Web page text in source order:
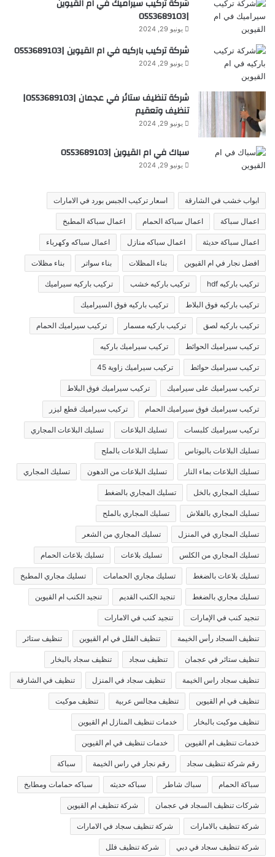
شركة تركيب سيراميك في ام القيوين
|0553689103
يونيو 29, 2024
شركة تركيب باركيه في ام القيوين |0553689103
يونيو 29, 2024
شركة تنظيف ستائر في عجمان |0553689103|
تنظيف وتعقيم
يونيو 29, 2024
سباك في ام القيوين |0553689103
يونيو 29, 2024
ابواب خشب في الشارقة اسعار تركيب الجبس بورد في الامارات
اعمال سباكة اعمال سباكة الحمام اعمال سباكة المطبخ
اعمال سباكة حديثة اعمال سباكه منازل اعمال سباكه وكهرباء
افضل نجار في ام القيوين بناء المظلات بناء سواتر بناء مظلات
تركيب باركيه hdf تركيب باركيه خشب تركيب باركيه سيراميك
تركيب باركيه فوق البلاط تركيب باركيه فوق السيراميك
تركيب باركيه لصق تركيب باركيه مسمار تركيب سيراميك الحمام
تركيب سيراميك الحوائط تركيب سيراميك باركيه
تركيب سيراميك حوائط تركيب سيراميك زاوية 45
تركيب سيراميك على سيراميك تركيب سيراميك فوق البلاط
تركيب سيراميك فوق سيراميك الحمام تركيب سيراميك قطع ليزر
تركيب سيراميك كلبسات تسليك البلاعات تسليك البلاعات المجاري
تسليك البلاعات بالبوتاس تسليك البلاعات بالملح
تسليك البلاعات بماء النار تسليك البلاعات من الدهون تسليك المجاري
تسليك المجاري بالخل تسليك المجاري بالضغط
تسليك المجاري بالفلاش تسليك المجاري بالملح
تسليك المجاري في المنزل تسليك المجاري من الشعر
تسليك المجاري من الكلس تسليك بلاعات تسليك بلاعات الحمام
تسليك بلاعات بالضغط تسليك مجاري الحمامات تسليك مجاري المطبخ
تسليك مجاري بالضغط تنجيد الكنب القديم تنجيد الكنب ام القيوين
تنجيد كنب في الإمارات تنجيد كنب في الامارات
تنظيف السجاد رأس الخيمة تنظيف الفلل في ام القيوين تنظيف ستائر
تنظيف ستائر في عجمان تنظيف سجاد تنظيف سجاد بالبخار
تنظيف سجاد راس الخيمة تنظيف سجاد في المنزل تنظيف في الشارقة
تنظيف في ام القيوين تنظيف مجالس عربية تنظيف موكيت
تنظيف موكيت بالبخار خدمات تنظيف المنازل ام القيوين
خدمات تنظيف ام القيوين خدمات تنظيف في ام القيوين
رقم شركة تنظيف سجاد رقم نجار في راس الخيمة سباكة
سباكة الحمام سباك شاطر سباكه حديثه سباكه حمامات ومطابخ
شركات تنظيف السجاد في عجمان شركة تنظيف ام القيوين
شركة تنظيف بالامارات شركة تنظيف سجاد في الامارات
شركة تنظيف سجاد في دبي شركة تنظيف فلل